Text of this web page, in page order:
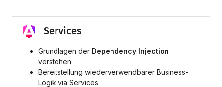
Services
Grundlagen der Dependency Injection
verstehen
Bereitstellung wiederverwendbarer Business-
Logik via Services